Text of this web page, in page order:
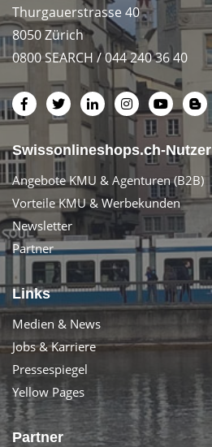
Thurgauerstrasse 40
8050 Zürich
0800 SEARCH / 044 240 36 40
Swissonlineshops.ch-Nutzer
Angebote KMU & Agenturen (B2B)
Vorteile KMU & Werbekunden
Newsletter
Partner
Links
Medien & News
Jobs & Karriere
Pressespiegel
Yellow Pages
Partner